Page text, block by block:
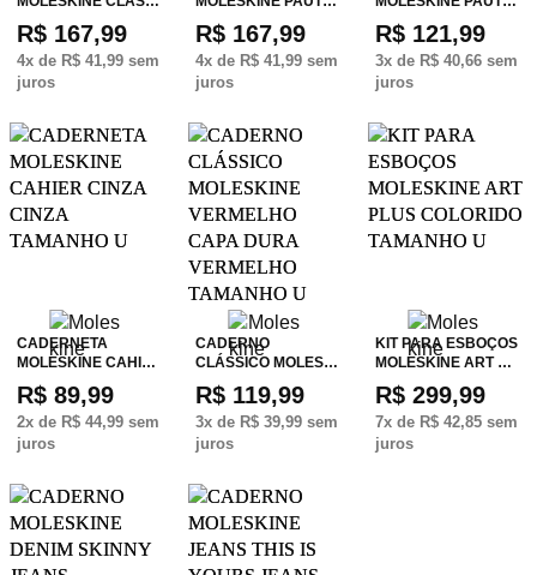
R$ 167,99
4x de R$ 41,99 sem
juros
R$ 167,99
4x de R$ 41,99 sem
juros
R$ 121,99
3x de R$ 40,66sem
juros
CADERNETA
MOLESKINE CAHI…
R$ 89,99
2x de R$ 44,99 sem
juros
CADERNO
CLÁSSICO MOLES…
R$ 119,99
3x de R$ 39,99 sem
juros
KIT PARA ESBOÇOS
MOLESKINE ART …
R$ 299,99
7x de R$ 42,85sem
juros